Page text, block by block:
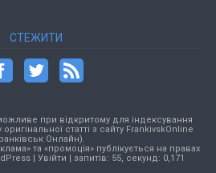
СТЕЖИТИ
при відкритому для індексування
статті з сайту FrankivskOnline
Онлайн).
та «промоція» публікується на правах
| Увійти | запитів: 55, секунд: 0,171